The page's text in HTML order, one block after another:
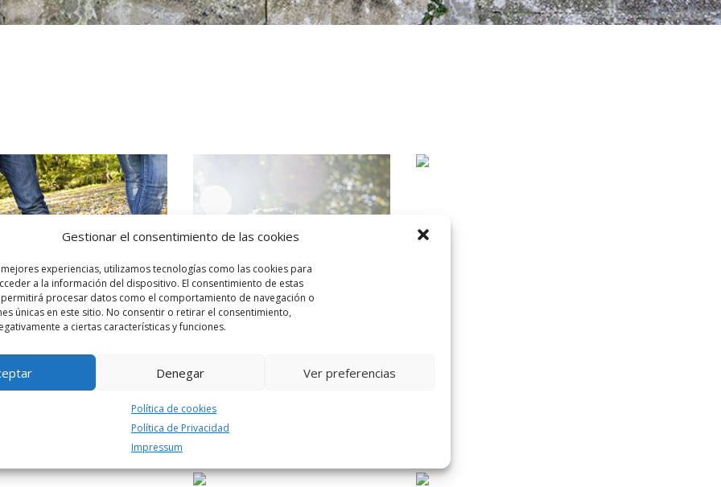
Gestionar el consentimiento de las cookies
experiencias, utilizamos tecnologías como las cookies para
a la información del dispositivo. El consentimiento de estas
procesar datos como el comportamiento de navegación o
únicas en este sitio. No consentir o retirar el consentimiento,
a ciertas características y funciones.
Denegar Ver preferencias
Política de cookies
Política de Privacidad
Impressum